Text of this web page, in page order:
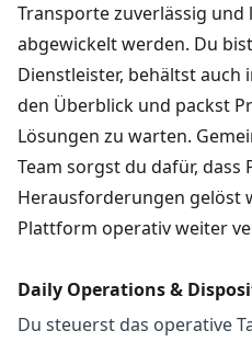
Transporte zuverlässig
abgewickelt werden. Du
Dienstleister, behältst auch
den Überblick und packst
Lösungen zu warten.
Team sorgst du dafür,
Herausforderungen gelöst
Plattform operativ weiter
Daily Operations &
Du steuerst das operative